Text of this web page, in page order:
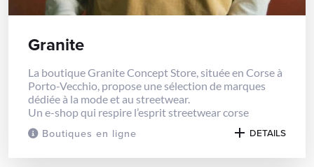
Boutiques en ligne
Granite
La boutique Granite Concept Store, située en Corse à
Porto-Vecchio, propose une sélection de marques
dédiée à la mode et au streetwear.
Un e-shop qui respire l’esprit streetwear corse
DETAILS